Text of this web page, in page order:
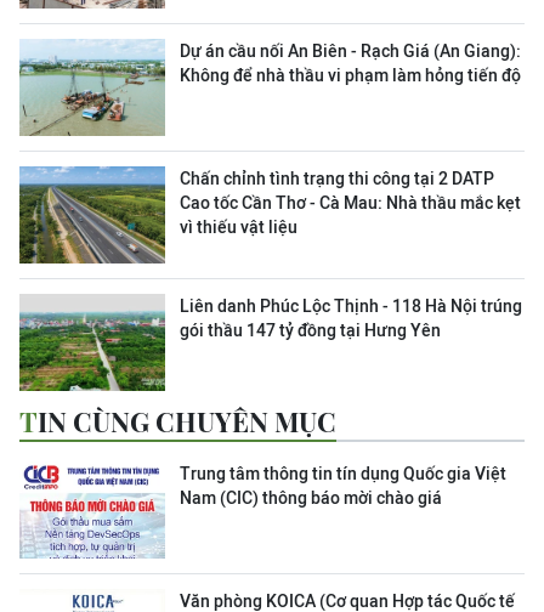
Dự án cầu nối An Biên - Rạch Giá (An Giang):
Không để nhà thầu vi phạm làm hỏng tiến độ
Chấn chỉnh tình trạng thi công tại 2 DATP
Cao tốc Cần Thơ - Cà Mau: Nhà thầu mắc kẹt
vì thiếu vật liệu
Liên danh Phúc Lộc Thịnh - 118 Hà Nội trúng
gói thầu 147 tỷ đồng tại Hưng Yên
TIN CÙNG CHUYÊN MỤC
Trung tâm thông tin tín dụng Quốc gia Việt
Nam (CIC) thông báo mời chào giá
Văn phòng KOICA (Cơ quan Hợp tác Quốc tế